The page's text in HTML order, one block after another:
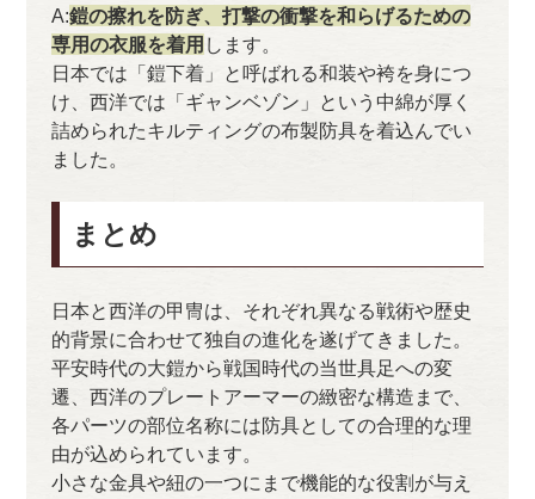
A:鎧の擦れを防ぎ、打撃の衝撃を和らげるための
専用の衣服を着用 します。
日本では「鎧下着」と呼ばれる和装や袴を身につ
け、西洋では「ギャンベゾン」という中綿が厚く
詰められたキルティングの布製防具を着込んでい
ました。
まとめ
日本と西洋の甲冑は、それぞれ異なる戦術や歴史
的背景に合わせて独自の進化を遂げてきました。
平安時代の大鎧から戦国時代の当世具足への変
遷、西洋のプレートアーマーの緻密な構造まで、
各パーツの部位名称には防具としての合理的な理
由が込められています。
小さな金具や紐の一つにまで機能的な役割が与え